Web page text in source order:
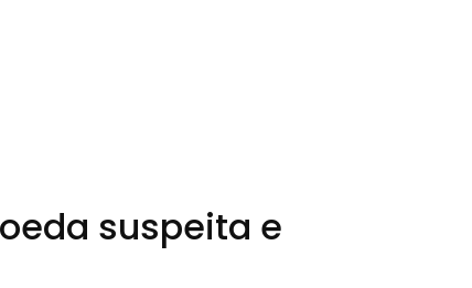
suspeita e